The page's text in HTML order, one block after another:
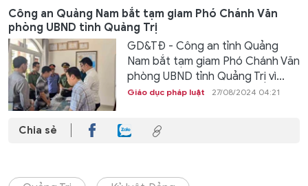
Công an Quảng Nam bắt tạm giam Phó Chánh Văn
phòng UBND tỉnh Quảng Trị
GD&TĐ - Công an tỉnh Quảng
Nam bắt tạm giam Phó Chánh Văn
phòng UBND tỉnh Quảng Trị vì...
Giáo dục pháp luật 27/08/2024 04:21
Chia sẻ